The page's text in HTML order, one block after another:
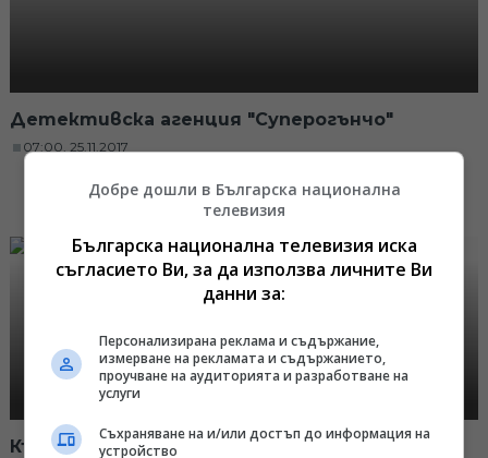
Детективска агенция "Суперогънчо"
07:00, 25.11.2017
Къде отиде усмивката на Огънчо? 18.11.17
Добре дошли в Българска национална
телевизия
Българска национална телевизия иска
съгласието Ви, за да използва личните Ви
данни за:
Персонализирана реклама и съдържание,
измерване на рекламата и съдържанието,
проучване на аудиторията и разработване на
услуги
Съхраняване на и/или достъп до информация на
устройство